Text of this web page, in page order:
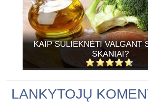
KAIP SULIEKNĖTI VALGANT
SKANIAI?
LANKYTOJŲ